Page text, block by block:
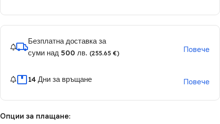
Безплатна доставка за
суми над 500 лв. (255.65 €) Повече
14 Дни за връщане Повече
Опции за плащане: